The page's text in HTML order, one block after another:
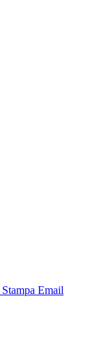
Stampa Email